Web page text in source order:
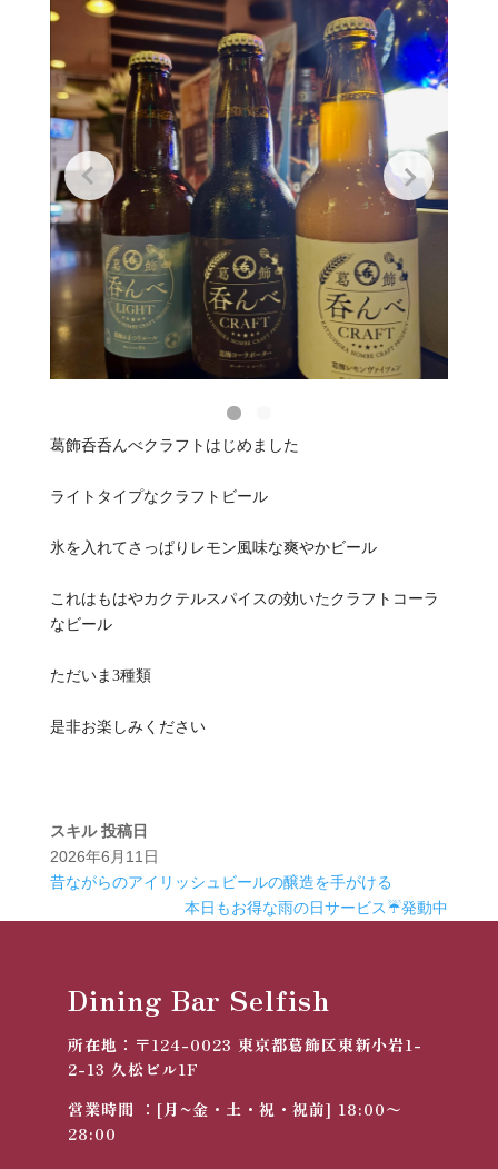
葛飾呑呑んべクラフトはじめました
ライトタイプなクラフトビール
氷を入れてさっぱりレモン風味な爽やかビール
これはもはやカクテルスパイスの効いたクラフトコーラ
なビール
ただいま3種類
是非お楽しみください
スキル 投稿日
2026年6月11日
昔ながらのアイリッシュビールの醸造を手がける
本日もお得な雨の日サービス☔発動中
Dining Bar Selfish
所在地： 〒124-0023 東京都葛飾区東新小岩1-
2-13 久松ビル1F
営業時間 ：[月~金・土・祝・祝前] 18:00〜
28:00